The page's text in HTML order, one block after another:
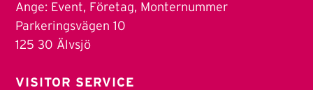
Ange: Event, Företag, Monternummer
Parkeringsvägen 10
125 30 Älvsjö
VISITOR SERVICE